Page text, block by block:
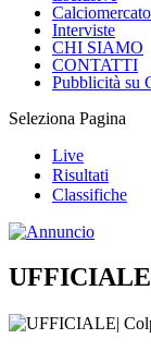
Calciomercato
Interviste
CHI SIAMO
CONTATTI
Pubblicità su
Seleziona Pagina
Live
Risultati
Classifiche